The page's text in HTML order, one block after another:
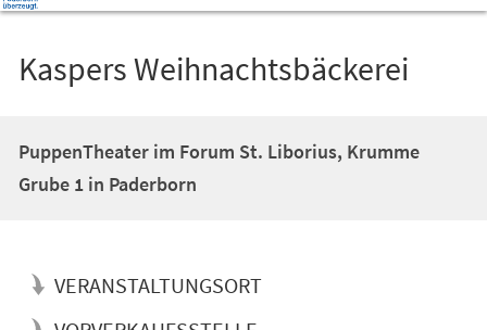
Kaspers Weihnachtsbäckerei
PuppenTheater im Forum St. Liborius, Krumme
Grube 1 in Paderborn
VERANSTALTUNGSORT